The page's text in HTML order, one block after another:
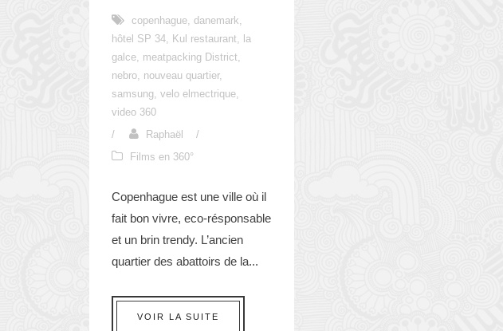
copenhague danemark
hôtel SP 34
Kul restaurant
la
galce meatpacking District
nebro nouveau quartier,
samsung velo elmectrique
video 360
/
Raphaël
/
Films en 360°
Copenhague est une ville où il
fait bon vivre, eco-résponsable
et un brin trendy. L’ancien
quartier des abattoirs de la...
VOIR LA SUITE